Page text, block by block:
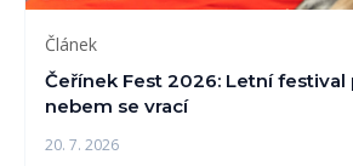
Článek
Čeřínek Fest 2026: Letní festival
nebem se vrací
20. 7. 2026